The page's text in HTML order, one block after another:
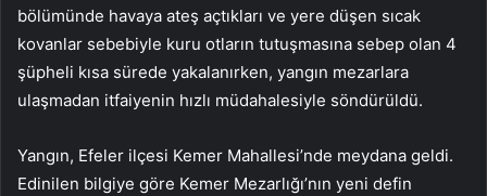
bölümünde havaya ateş açtıkları ve yere düşen sıcak
kovanlar sebebiyle kuru otların tutuşmasına sebep olan 4
şüpheli kısa sürede yakalanırken, yangın mezarlara
ulaşmadan itfaiyenin hızlı müdahalesiyle söndürüldü.
Yangın, Efeler ilçesi Kemer Mahallesi’nde meydana geldi.
Edinilen bilgiye göre Kemer Mezarlığı’nın yeni defin